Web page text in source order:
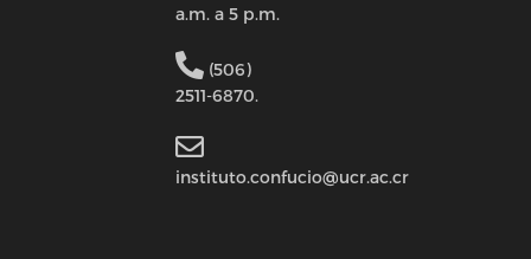
a.m. a 5 p.m.
(506)
2511-6870.
instituto.confucio@ucr.ac.cr